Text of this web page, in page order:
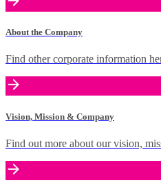
About the Company
Find other corporate information
Vision, Mission & Company
Find out more about our vision,